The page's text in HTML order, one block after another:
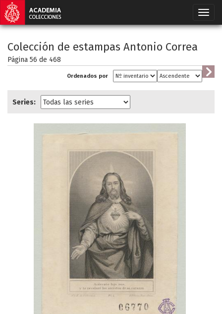
Colección de estampas Antonio Correa
Página 56 de 468
Ordenados por
Series: